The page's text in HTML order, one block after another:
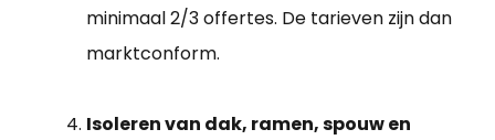
minimaal 2/3 offertes. De tarieven zijn dan
marktconform.
Isoleren van dak, ramen, spouw en